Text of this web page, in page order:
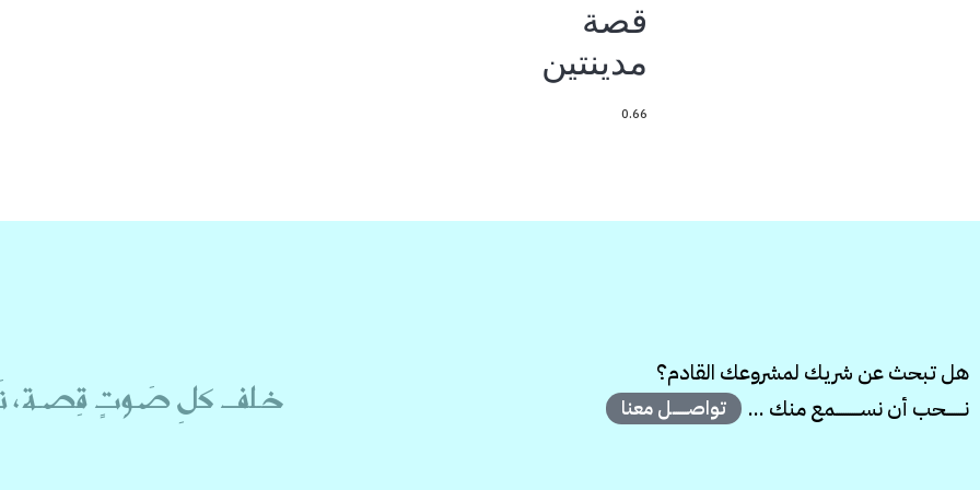
قصة
مدينتين
هل تبحث عن شريك لمشروعك القادم؟
نــــــــحب أن نســـــــــــمع منك ...
تواصـــــــل معنا خـلف كلِ صَـوتٍ قِصـة،